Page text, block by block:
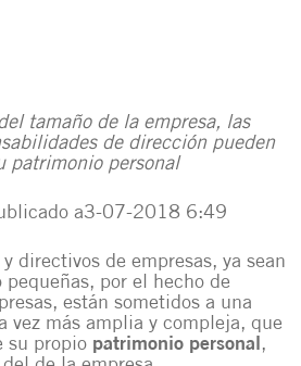
tamaño de la empresa, las
de dirección pueden
patrimonio personal
a3-07-2018 6:49
directivos de empresas, ya sean
pequeñas, por el hecho de
están sometidos a una
vez más amplia y compleja, que
su propio patrimonio personal,